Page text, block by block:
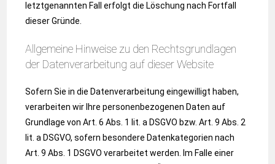
letztgenannten Fall erfolgt die Löschung nach Fortfall
dieser Gründe.
Allgemeine Hinweise zu den Rechtsgrundlagen
der Datenverarbeitung auf dieser Website
Sofern Sie in die Datenverarbeitung eingewilligt haben,
verarbeiten wir Ihre personenbezogenen Daten auf
Grundlage von Art. 6 Abs. 1 lit. a DSGVO bzw. Art. 9 Abs. 2
lit. a DSGVO, sofern besondere Datenkategorien nach
Art. 9 Abs. 1 DSGVO verarbeitet werden. Im Falle einer